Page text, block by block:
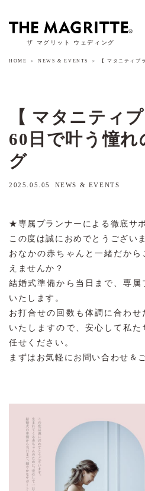
ザ マグリット ウェディング
HOME NEWS & EVENTS 【 マタニティプ
【 マタニティ
60日で叶う憧
グ
2025.05.05 NEWS & EVENTS
★専属プランナーによる徹底サ
この度は誠におめでとうござい
おなかの赤ちゃんと一緒だか
えませんか？
結婚式準備から当日まで、専属
いたします。
お打合せの回数も体調に合わ
いたしますので、安心して私
任せください。
まずはお気軽にお問い合わせ＆